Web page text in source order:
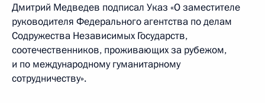
Дмитрий Медведев подписал Указ «О заместителе
руководителя Федерального агентства по делам
Содружества Независимых Государств,
соотечественников, проживающих за рубежом,
и по международному гуманитарному
сотрудничеству».